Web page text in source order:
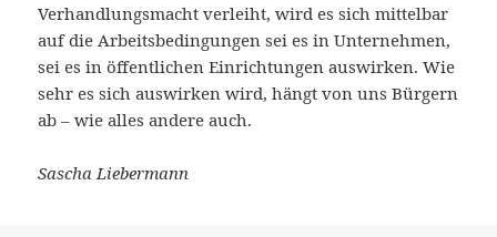
Verhandlungsmacht verleiht, wird es sich mittelbar
auf die Arbeitsbedingungen sei es in Unternehmen,
sei es in öffentlichen Einrichtungen auswirken. Wie
sehr es sich auswirken wird, hängt von uns Bürgern
ab – wie alles andere auch.
Sascha Liebermann